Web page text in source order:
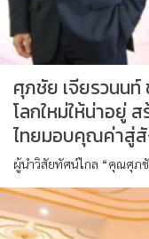
ศุภชัย เจียรวนนท์
โลกใหม่ให้น่าอยู่
ไทยมอบคุณค่าสู่
ผู้นำวิสัยทัศน์ไกล “คุณศุภ